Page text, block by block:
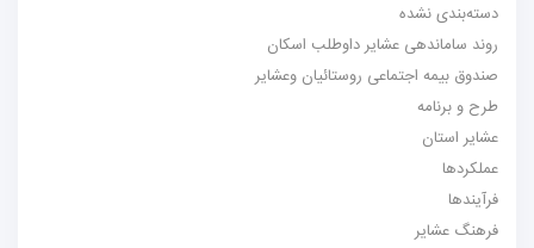
دسته‌بندی نشده
روند ساماندهی عشایر داوطلب اسکان
صندوق بیمه اجتماعی روستائیان وعشایر
طرح و برنامه
عشایر استان
عملکردها
فرآیندها
فرهنگ عشایر